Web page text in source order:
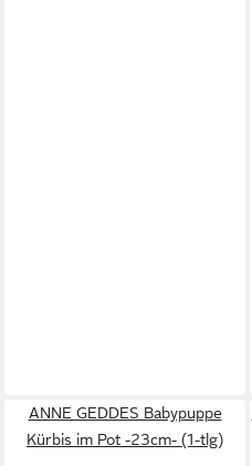
ANNE GEDDES Babypuppe
Kürbis im Pot -23cm- (1-tlg)